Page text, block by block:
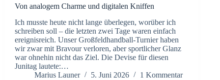
Von analogem Charme und digitalen Kniffen
Ich musste heute nicht lange überlegen, worüber ich
schreiben soll – die letzten zwei Tage waren einfach
ereignisreich. Unser Großfeldhandball-Turnier haben
wir zwar mit Bravour verloren, aber sportlicher Glanz
war ohnehin nicht das Ziel. Die Devise für diesen
Junitag lautete:…
Marius Launer
5. Juni 2026 1 Kommentar